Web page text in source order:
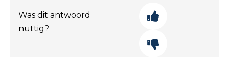
Was dit antwoord
nuttig?